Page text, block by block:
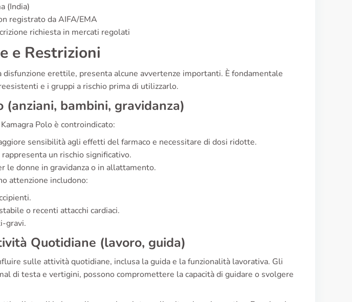
(India)
registrato da AIFA/EMA
richiesta in mercati regolati
e Restrizioni
erettile, presenta alcune avvertenze importanti. È fondamentale
e i gruppi a rischio prima di utilizzarlo.
bambini, gravidanza)
Polo è controindicato:
sensibilità agli effetti del farmaco e necessitare di dosi ridotte.
un rischio significativo.
le donne in gravidanza o in allattamento.
attenzione includono:
o recenti attacchi cardiaci.
gravi.
Quotidiane (lavoro, guida)
sulle attività quotidiane, inclusa la guida e la funzionalità lavorativa. Gli
di testa e vertigini, possono compromettere la capacità di guidare o svolgere